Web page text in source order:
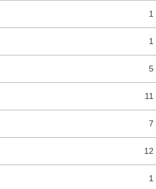
1
1
5
11
7
12
1